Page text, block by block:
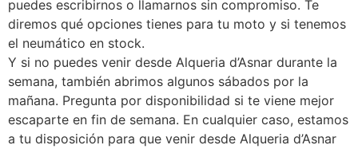
puedes escribirnos o llamarnos sin compromiso. Te
diremos qué opciones tienes para tu moto y si tenemos
el neumático en stock.
Y si no puedes venir desde Alqueria d’Asnar durante la
semana, también abrimos algunos sábados por la
mañana. Pregunta por disponibilidad si te viene mejor
escaparte en fin de semana. En cualquier caso, estamos
a tu disposición para que venir desde Alqueria d’Asnar